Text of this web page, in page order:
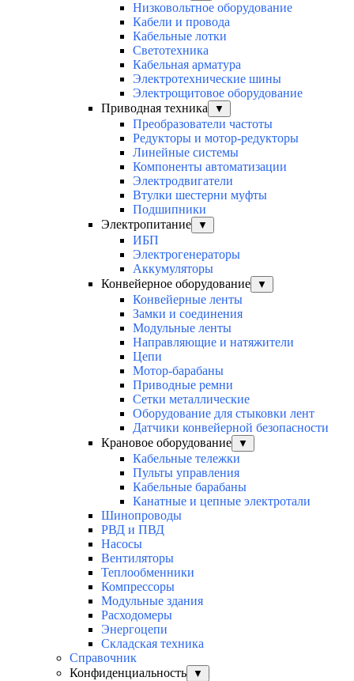
Низковольтное оборудование
Кабели и провода
Кабельные лотки
Светотехника
Кабельная арматура
Электротехнические шины
Электрощитовое оборудование
Приводная техника
▼
Преобразователи частоты
Редукторы и мотор-редукторы
Линейные системы
Компоненты автоматизации
Электродвигатели
Втулки шестерни муфты
Подшипники
Электропитание
▼
ИБП
Электрогенераторы
Аккумуляторы
Конвейерное оборудование
▼
Конвейерные ленты
Замки и соединения
Модульные ленты
Направляющие и натяжители
Цепи
Мотор-барабаны
Приводные ремни
Сетки металлические
Оборудование для стыковки лент
Датчики конвейерной безопасности
Крановое оборудование
▼
Кабельные тележки
Пульты управления
Кабельные барабаны
Канатные и цепные электротали
Шинопроводы
РВД и ПВД
Насосы
Вентиляторы
Теплообменники
Компрессоры
Модульные здания
Расходомеры
Энергоцепи
Складская техника
Справочник
Конфиденциальность
▼